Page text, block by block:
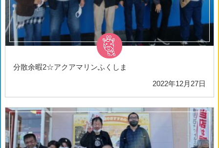
分散余暇2☆アクアマリンふくしま
2022年12月27日